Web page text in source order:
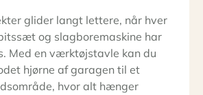
glider langt lettere, når hver
og slagboremaskine har
Med en værktøjstavle kan du
hjørne af garagen til et
hvor alt hænger